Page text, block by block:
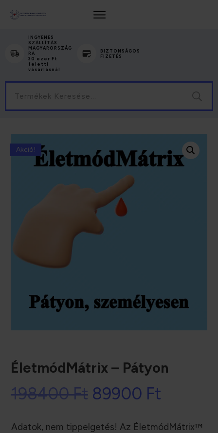
INGYENES
SZÁLLÍTÁS
MAGYARORSZÁG
RA
30 ezer Ft
feletti
vásárlásnál
BIZTONSÁGOS
FIZETÉS
következőre:
Akció!
ÉletmódMátrix – Pátyon
198400Ft Original
price
89900 Ft
price
Adatok, nem tippelgetés! Az ÉletmódMátrix™